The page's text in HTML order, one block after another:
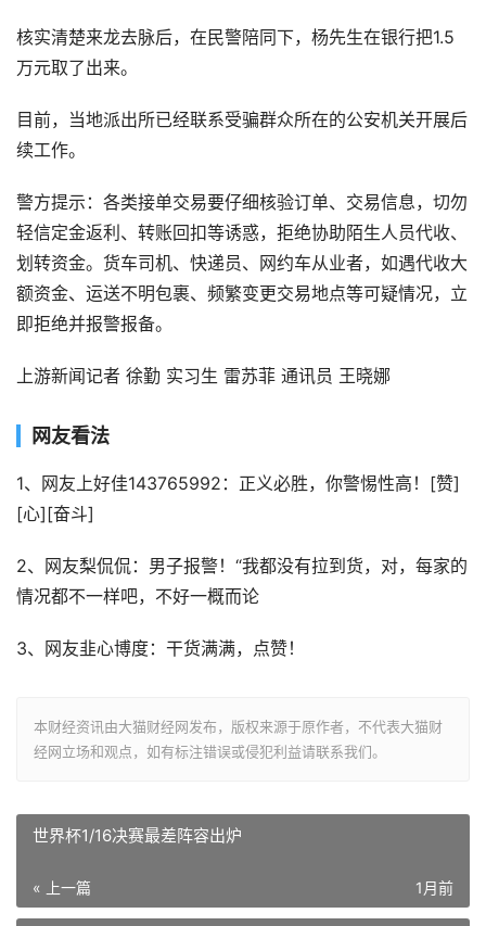
核实清楚来龙去脉后，在民警陪同下，杨先生在银行把1.5
万元取了出来。
目前，当地派出所已经联系受骗群众所在的公安机关开展后
续工作。
警方提示：各类接单交易要仔细核验订单、交易信息，切勿
轻信定金返利、转账回扣等诱惑，拒绝协助陌生人员代收、
划转资金。货车司机、快递员、网约车从业者，如遇代收大
额资金、运送不明包裹、频繁变更交易地点等可疑情况，立
即拒绝并报警报备。
上游新闻记者 徐勤 实习生 雷苏菲 通讯员 王晓娜
网友看法
1、网友上好佳143765992：正义必胜，你警惕性高！[赞]
[心][奋斗]
2、网友梨侃侃：男子报警！“我都没有拉到货，对，每家的
情况都不一样吧，不好一概而论
3、网友韭心博度：干货满满，点赞！
本财经资讯由大猫财经网发布，版权来源于原作者，不代表大猫财
经网立场和观点，如有标注错误或侵犯利益请联系我们。
世界杯1/16决赛最差阵容出炉
« 上一篇 1月前